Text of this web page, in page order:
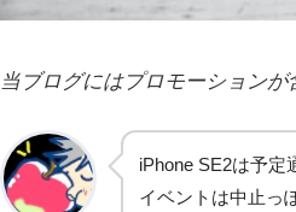
当ブログにはプロモーションが
iPhone SE2は予定
イベントは中止っ